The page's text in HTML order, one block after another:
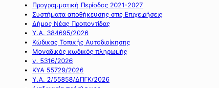
Προγραμματική Περίοδος 2021-2027
Συστήματα αποθήκευσης στις Επιχειρήσεις
Δήμος Νέας Προποντίδας
Υ.Α. 384695/2026
Κώδικας Τοπικής Αυτοδιοίκησης
Μοναδικός κωδικός πληρωμής
ν. 5316/2026
ΚΥΑ 55729/2026
Υ.Α. 2/55858/ΔΠΓΚ/2026